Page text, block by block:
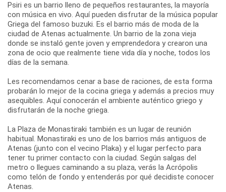
Psiri es un barrio lleno de pequeños restaurantes, la mayoría
con música en vivo. Aquí pueden disfrutar de la música popular
Griega del famoso buzuki. Es el barrio más de moda de la
ciudad de Atenas actualmente. Un barrio de la zona vieja
donde se instaló gente joven y emprendedora y crearon una
zona de ocio que realmente tiene vida día y noche, todos los
días de la semana.
Les recomendamos cenar a base de raciones, de esta forma
probarán lo mejor de la cocina griega y además a precios muy
asequibles. Aquí conocerán el ambiente auténtico griego y
disfrutarán de la noche griega.
La Plaza de Monastiraki también es un lugar de reunión
habitual. Monastiraki es uno de los barrios más antiguos de
Atenas (junto con el vecino Plaka) y el lugar perfecto para
tener tu primer contacto con la ciudad. Según salgas del
metro o llegues caminando a su plaza, verás la Acrópolis
como telón de fondo y entenderás por qué decidiste conocer
Atenas.